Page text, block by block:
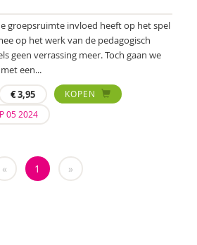
groepsruimte invloed heeft op het spel
op het werk van de pedagogisch
geen verrassing meer. Toch gaan we
een...
€3,95
KOPEN
05 2024
« 1 »